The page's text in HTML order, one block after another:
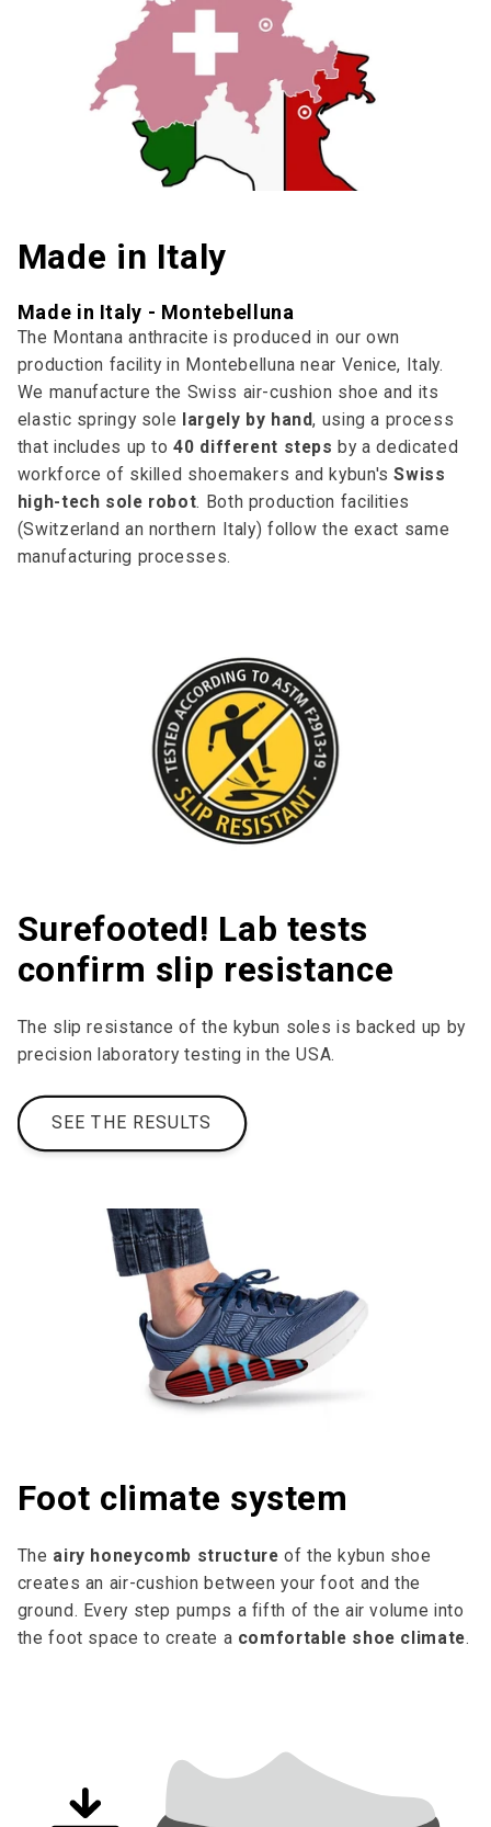
Made in Italy
Made in Italy - Montebelluna
The Montana anthracite is produced in our own
production facility in Montebelluna near Venice, Italy.
We manufacture the Swiss air-cushion shoe and its
elastic springy sole largely by hand, using a process
that includes up to40 different steps by a dedicated
workforce of skilled shoemakers and kybun'sSwiss
high-tech sole robot. Both production facilities
(Switzerland an northern Italy) follow the exact same
manufacturing processes.
Surefooted! Lab tests
confirm slip resistance
The slip resistance of the kybun soles is backed up by
precision laboratory testing in the USA.
SEE THE RESULTS
Foot climate system
The airy honeycomb structure of the kybun shoe
creates an air-cushion between your foot and the
ground. Every step pumps a fifth of the air volume into
the foot space to cre­ate a comfortable shoe climate.